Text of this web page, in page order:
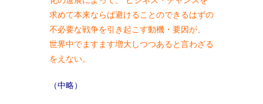
求めて本来ならば避けることのできるはずの
不必要な戦争を引き起こす動機・要因が、
世界中でますます増大しつつあると言わざる
をえない。
（中略）